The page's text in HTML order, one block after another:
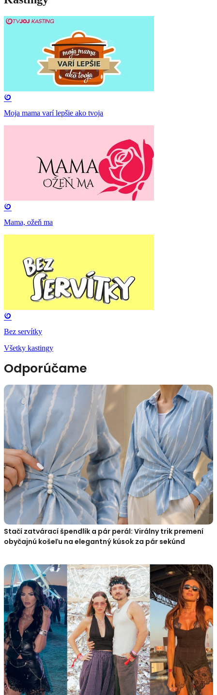
Moja mama varí lepšie ako tvoja
Mama, ožeň ma
Bez servítky
Všetky kastingy
Odporúčame
Stačí zatvárací špendlík a pár perál: Virálny trik premení
obyčajnú košeľu na elegantný kúsok za pár sekúnd